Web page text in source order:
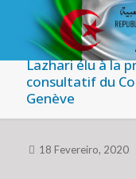
Lazhari élu à la
consultatif du
Genève
18 Fevereiro, 2020